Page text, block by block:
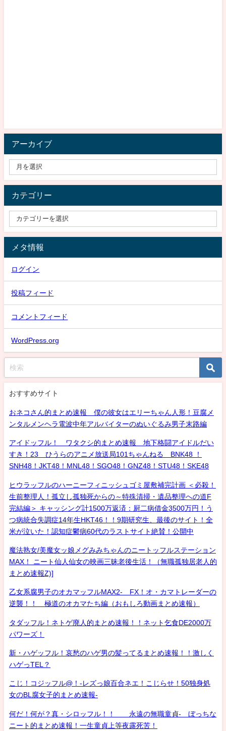
アーカイブ
カテゴリー
メタ情報
ログイン
投稿フィード
コメントフィード
WordPress.org
おすすめサイト
おネコさん的まとめ速報 僕の彼女はエリーちゃん人形！豆腐メ
ンタルメンヘラ電波中年アルバイターのぬいぐるみ男子末路編
アイドッフル！ ワタクシ的まとめ速報 地下格闘アイドルだい
すき！23 ひうらのアニメ放送局101ちゃんねる BNK48 ！
SNH48！JKT48！MNL48！SGO48！GNZ48！STU48！SKE48
ヒウラッフルのハーニーフィニッシュゴミ屋敷補完計画 ＜必殺！
生前整理人！孤立し孤独死からの～特殊清掃・遺品整理への道F
完結編＞ キャッシング計1500万返済：厨二病借金3500万円！う
つ病統合失調症14年生HKT46！！9期研究生、最後のサイト！全
米が泣いた！認知症鬱病60代のラストサイト絶賛！公開中
魔法熟女/美魔女ッ娘メグみみちゃんのニートッフルステーション
MAX！ ニート仙人仙女の映画三昧老後生活！（無職孤独居老人的
まとめ速報Z)]
乙女系腐男子のオカマッフルMAX2- FX！オ・カマトレーダーの
逆襲！！ 極道のオカマたち編（おもしろ動画まとめ速報）
タダッフル！ネトゲ廃人的まとめ速報！！ネット乞食DE2000万
パワーズ！
新・ハゲッフル！哀愁のハゲ男の髪ってるまとめ速報！！激しく
ハゲっTEL？
こじ！コジッフル@！-レズっ娘百合ネエ！こじらせ！50独身処
女のBL腐女子的まとめ速報-
何だ！何が？真・シロッフル！！ 永遠の無職童貞- ぼっちな
ニート的まとめ速報！一生童貞上等夜露死苦！